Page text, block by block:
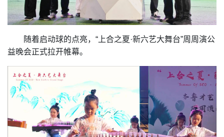
随着启动球的点亮，“上合之夏·新六艺大舞台”周周演公
益晚会正式拉开帷幕。